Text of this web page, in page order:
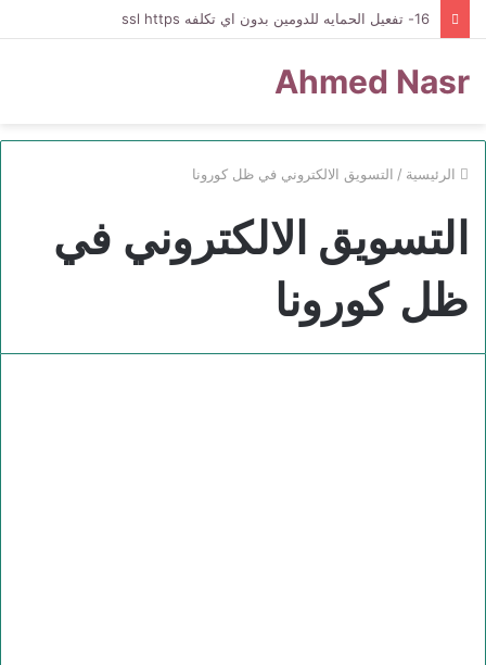
16- تفعيل الحمايه للدومين بدون اي تكلفه ssl https
Ahmed Nasr
الرئيسية / التسويق الالكتروني في ظل كورونا
التسويق الالكتروني في
ظل كورونا